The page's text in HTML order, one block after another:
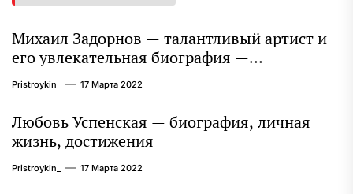
Михаил Задорнов — талантливый артист и
его увлекательная биография —
выдающиеся достижения, известность и
интересные факты из личной жизни!
Pristroykin_ 17 Марта 2022
Любовь Успенская — биография, личная
жизнь, достижения
Pristroykin_ 17 Марта 2022